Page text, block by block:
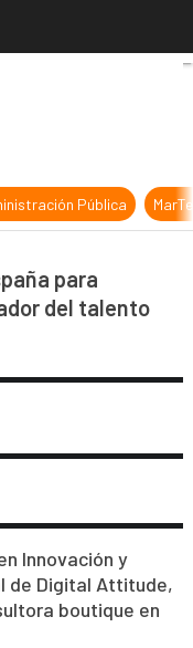
aterriza en
Pública
para
del talento
Innovación y
de Digital Attitude,
boutique en